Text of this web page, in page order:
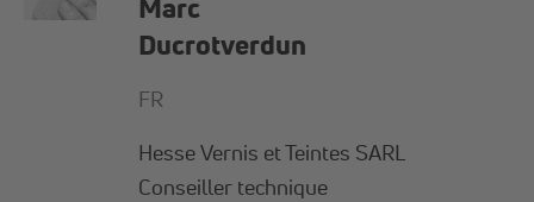
Marc
Ducrotverdun
FR
Hesse Vernis et Teintes SARL
Conseiller technique